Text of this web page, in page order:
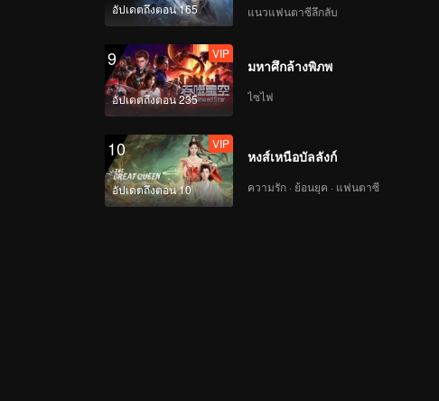
อัปเดตถึงตอน 165 แนวแฟนตาซีลึกลับ
9
อัปเดตถึงตอน 235
VIP
มหาศึกล้างพิภพ
ไซไฟ
10
อัปเดตถึงตอน 10
VIP
หงส์เหนือบัลลังก์
ความรัก · ย้อนยุค · แฟนตาซี